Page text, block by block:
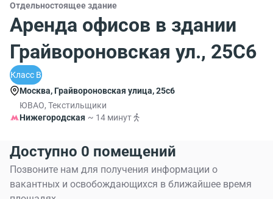
Отдельностоящее здание
Аренда офисов в здании
Грайвороновская ул., 25С6
Класс B
Москва, Грайвороновская улица, 25с6
ЮВАО, Текстильщики
Нижегородская ~ 14 минут
Доступно 0 помещений
Позвоните нам для получения информации о
вакантных и освобождающихся в ближайшее время